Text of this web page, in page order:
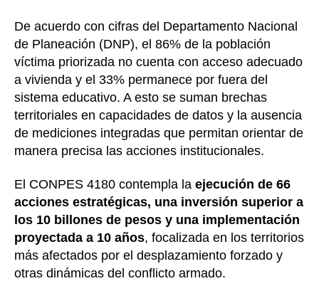
De acuerdo con cifras del Departamento Nacional
de Planeación (DNP), el 86% de la población
víctima priorizada no cuenta con acceso adecuado
a vivienda y el 33% permanece por fuera del
sistema educativo. A esto se suman brechas
territoriales en capacidades de datos y la ausencia
de mediciones integradas que permitan orientar de
manera precisa las acciones institucionales.
El CONPES 4180 contempla la ejecución de 66
acciones estratégicas, una inversión superior a
los 10 billones de pesos y una implementación
proyectada a 10 años, focalizada en los territorios
más afectados por el desplazamiento forzado y
otras dinámicas del conflicto armado.